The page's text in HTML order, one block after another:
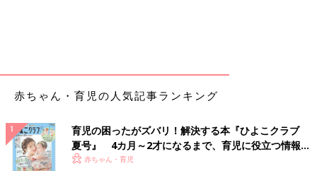
赤ちゃん・育児の人気記事ランキング
育児の困ったがズバリ！解決する本『ひよこクラブ
夏号』 4カ月～2才になるまで、育児に役立つ情報が
いっぱい！
赤ちゃん・育児